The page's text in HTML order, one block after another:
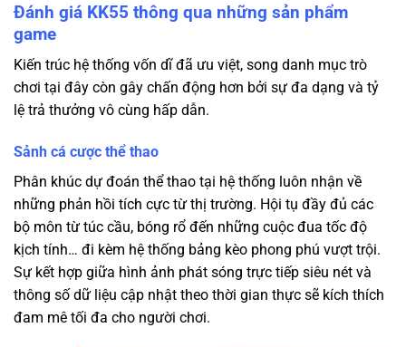
Đánh giá KK55 thông qua những sản phẩm
game
Kiến trúc hệ thống vốn dĩ đã ưu việt, song danh mục trò
chơi tại đây còn gây chấn động hơn bởi sự đa dạng và tỷ
lệ trả thưởng vô cùng hấp dẫn.
Sảnh cá cược thể thao
Phân khúc dự đoán thể thao tại hệ thống luôn nhận về
những phản hồi tích cực từ thị trường. Hội tụ đầy đủ các
bộ môn từ túc cầu, bóng rổ đến những cuộc đua tốc độ
kịch tính… đi kèm hệ thống bảng kèo phong phú vượt trội.
Sự kết hợp giữa hình ảnh phát sóng trực tiếp siêu nét và
thông số dữ liệu cập nhật theo thời gian thực sẽ kích thích
đam mê tối đa cho người chơi.